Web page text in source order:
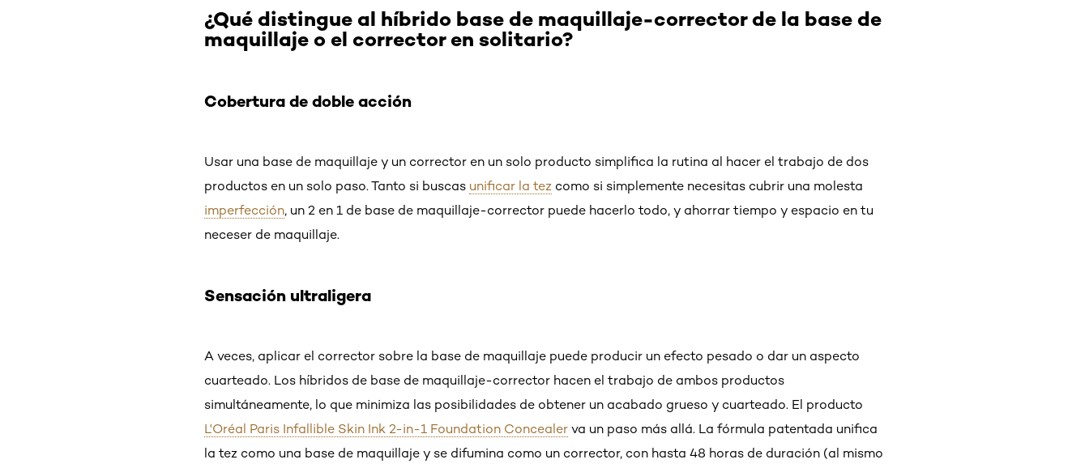
¿Qué distingue al híbrido base de maquillaje-corrector de la base de
maquillaje o el corrector en solitario?
Cobertura de doble acción
Usar una base de maquillaje y un corrector en un solo producto simplifica la rutina al hacer el trabajo de dos
productos en un solo paso. Tanto si buscas unificar la tez como si simplemente necesitas cubrir una molesta
imperfección, un 2 en 1 de base de maquillaje-corrector puede hacerlo todo, y ahorrar tiempo y espacio en tu
neceser de maquillaje.
Sensación ultraligera
A veces, aplicar el corrector sobre la base de maquillaje puede producir un efecto pesado o dar un aspecto
cuarteado. Los híbridos de base de maquillaje-corrector hacen el trabajo de ambos productos
simultáneamente, lo que minimiza las posibilidades de obtener un acabado grueso y cuarteado. El producto
L'Oréal Paris Infallible Skin Ink 2-in-1 Foundation Concealer va un paso más allá. La fórmula patentada unifica
la tez como una base de maquillaje y se difumina como un corrector, con hasta 48 horas de duración (al mismo